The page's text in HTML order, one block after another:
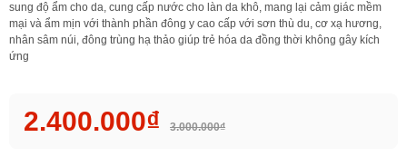
sung độ ẩm cho da, cung cấp nước cho làn da khô, mang lại cảm giác mềm
mại và ẩm mịn với thành phần đông y cao cấp với sơn thù du, cơ xạ hương,
nhân sâm núi, đông trùng hạ thảo giúp trẻ hóa da đồng thời không gây kích
ứng
2.400.000₫ 3.000.000₫